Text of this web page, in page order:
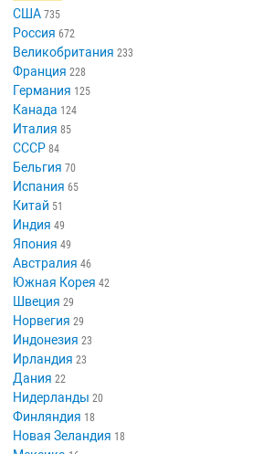
США 735
Россия 672
Великобритания 233
Франция 228
Германия 125
Канада 124
Италия 85
СССР 84
Бельгия 70
Испания 65
Китай 51
Индия 49
Япония 49
Австралия 46
Южная Корея 42
Швеция 29
Норвегия 29
Индонезия 23
Ирландия 23
Дания 22
Нидерланды 20
Финляндия 18
Новая Зеландия 18